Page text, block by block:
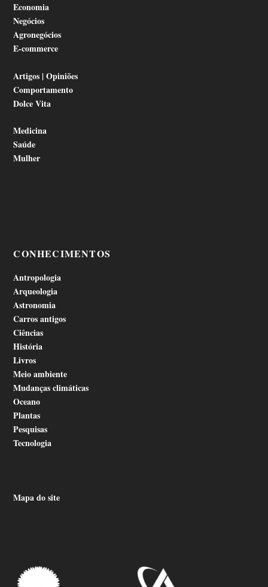
Economia
Negócios
Agronegócios
E-commerce
Artigos | Opiniões
Comportamento
Dolce Vita
Medicina
Saúde
Mulher
CONHECIMENTOS
Antropologia
Arqueologia
Astronomia
Carros antigos
Ciências
História
Livros
Meio ambiente
Mudanças climáticas
Oceano
Plantas
Pesquisas
Tecnologia
Mapa do site